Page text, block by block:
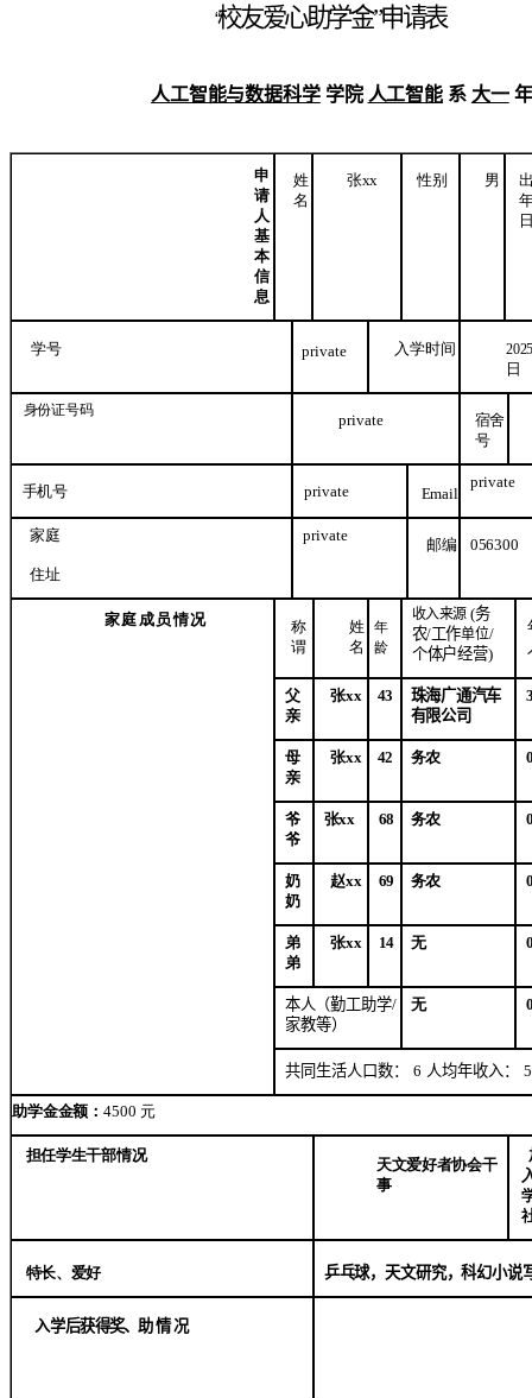
“校友爱心助学金”申请表
人工智能与数据科学 学院 人工智能 系 大一
申
请
人
基
本
信
息
姓
名
张xx 性别 男
学号 private 入学时间 2025
日
身份证号码
private
宿舍
号
手机号 private Email
private
家庭
住址
private
邮编 056300
家庭成员情况
称
谓
姓
名
年
龄
收入来源 (务
农/工作单位/
个体户经营)
父
亲
张xx 43
珠海广通汽车
有限公司
母
亲
张xx 42 务农
爷
爷
张xx 68 务农
奶
奶
赵xx 69 务农
弟
弟
张xx 14 无
本人（勤工助学/
家教等）
无
共同生活人口数： 6 人均年收入：
助学金金额：4500 元
担任学生干部情况
天文爱好者协会干
事
特长、爱好 乒乓球，天文研究，科幻小说
入学后获得奖、助情况